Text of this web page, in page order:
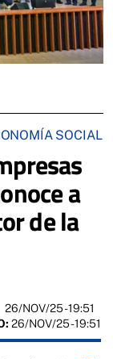
SOCIAL
a
de la
26/NOV/25- 19:51
26/NOV/25 - 19:51